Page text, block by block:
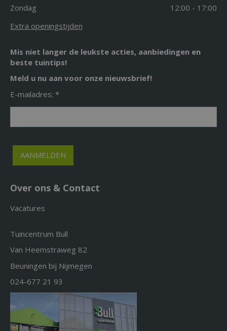
Zondag
12:00 - 17:00
Extra openingstijden
Mis niet langer de leukste acties, aanbiedingen en
beste tuintips!
Meld u nu aan voor onze nieuwsbrief!
E-mailadres: *
Over ons & Contact
Vacatures
Tuincentrum Bull
Van Heemstraweg 82
Beuningen bij Nijmegen
024-677 21 93